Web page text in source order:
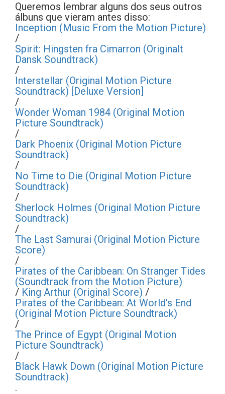
Queremos lembrar alguns dos seus outros
álbuns que vieram antes disso:
Inception (Music From the Motion Picture)
/
Spirit: Hingsten fra Cimarron (Originalt
Dansk Soundtrack)
/
Interstellar (Original Motion Picture
Soundtrack) [Deluxe Version]
/
Wonder Woman 1984 (Original Motion
Picture Soundtrack)
/
Dark Phoenix (Original Motion Picture
Soundtrack)
/
No Time to Die (Original Motion Picture
Soundtrack)
/
Sherlock Holmes (Original Motion Picture
Soundtrack)
/
The Last Samurai (Original Motion Picture
Score)
/
Pirates of the Caribbean: On Stranger Tides
(Soundtrack from the Motion Picture)
/ King Arthur (Original Score) /
Pirates of the Caribbean: At World’s End
(Original Motion Picture Soundtrack)
/
The Prince of Egypt (Original Motion
Picture Soundtrack)
/
Black Hawk Down (Original Motion Picture
Soundtrack)
.